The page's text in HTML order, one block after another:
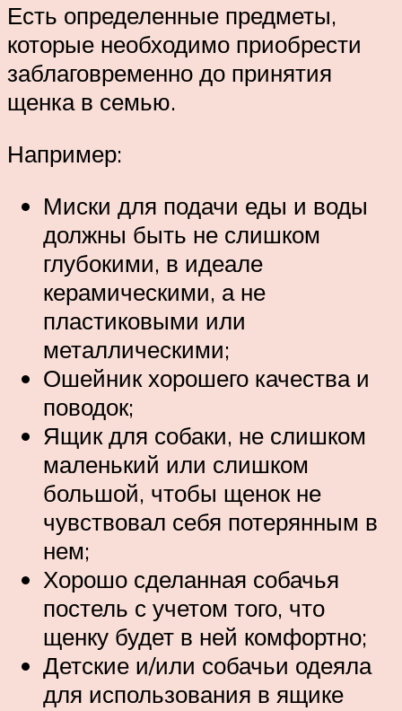
Есть определенные предметы,
которые необходимо приобрести
заблаговременно до принятия
щенка в семью.
Например:
Миски для подачи еды и воды
должны быть не слишком
глубокими, в идеале
керамическими, а не
пластиковыми или
металлическими;
Ошейник хорошего качества и
поводок;
Ящик для собаки, не слишком
маленький или слишком
большой, чтобы щенок не
чувствовал себя потерянным в
нем;
Хорошо сделанная собачья
постель с учетом того, что
щенку будет в ней комфортно;
Детские и/или собачьи одеяла
для использования в ящике